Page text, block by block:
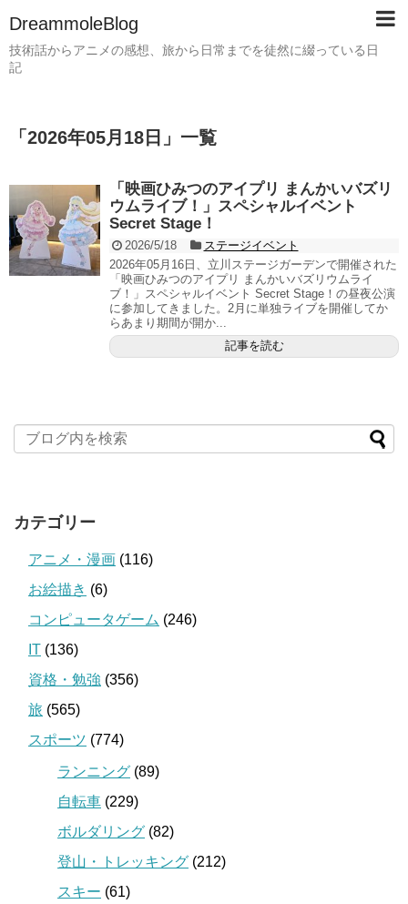
DreammoleBlog
技術話からアニメの感想、旅から日常までを徒然に綴っている日
記
「 2026年05月18日 」 一覧
「映画ひみつのアイプリ まんかいバズリ
ウムライブ！」スペシャルイベント
Secret Stage！
2026/5/18
ステージイベント
2026年05月16日、立川ステージガーデンで開催された
「映画ひみつのアイプリ まんかいバズリウムライ
ブ！」スペシャルイベント Secret Stage！の昼夜公演
に参加してきました。2月に単独ライブを開催してか
らあまり期間が開か...
記事を読む
カテゴリー
アニメ・漫画 (116)
お絵描き (6)
コンピュータゲーム (246)
IT (136)
資格・勉強 (356)
旅 (565)
スポーツ (774)
ランニング (89)
自転車 (229)
ボルダリング (82)
登山・トレッキング (212)
スキー (61)